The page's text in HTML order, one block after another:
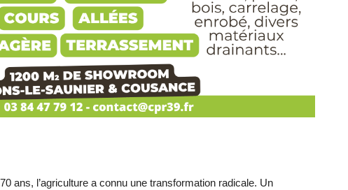
ans, l’agriculture a connu une transformation radicale. Un